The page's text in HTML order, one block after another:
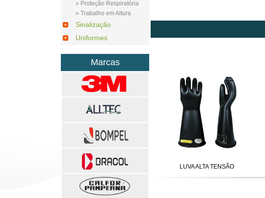
» Proteção Respiratória
» Trabalho em Altura
Sinalização
Uniformes
Marcas
LUVA ALTA TENSÃO